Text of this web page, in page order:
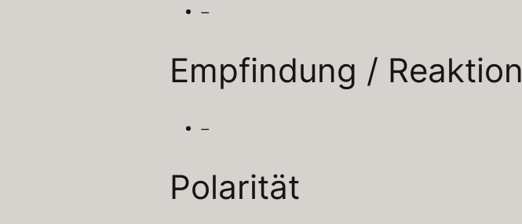
–
Empfindung / Reaktion
–
Polarität